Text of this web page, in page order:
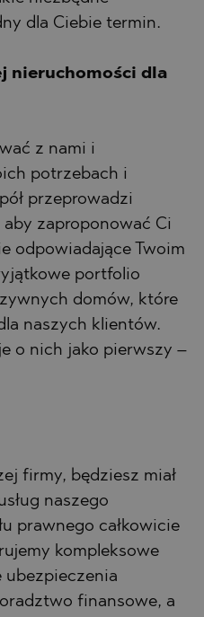
dla Ciebie termin.
nieruchomości dla
z nami i
potrzebach i
przeprowadzi
aby zaproponować Ci
odpowiadające Twoim
portfolio
domów, które
naszych klientów.
o nich jako pierwszy –
firmy, będziesz miał
naszego
prawnego całkowicie
kompleksowe
ubezpieczenia
finansowe, a